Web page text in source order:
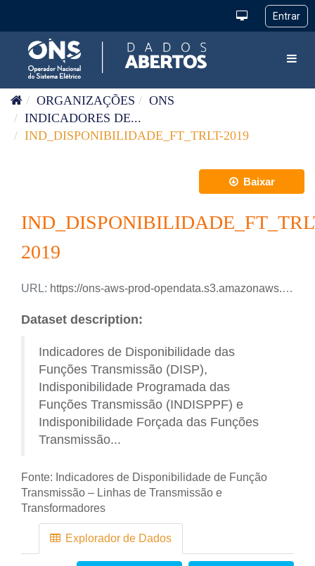
ORGANIZAÇÕES
ONS
INDICADORES DE...
IND_DISPONIBILIDADE_FT_TRLT-2019
Baixar
2019
URL: https://ons-aws-prod-opendata.s3.amazonaws.com/dataset/ind_disponibilidade_ft_trlt_me/IND_DISPONIBILIDADE_FT_TRLT_2019.csv
Dataset description:
Indicadores de Disponibilidade das
Funções Transmissão (DISP),
Indisponibilidade Programada das
Funções Transmissão (INDISPPF) e
Indisponibilidade Forçada das Funções
Transmissão...
Fonte: Indicadores de Disponibilidade de Função
Transmissão – Linhas de Transmissão e
Transformadores
Explorador de Dados